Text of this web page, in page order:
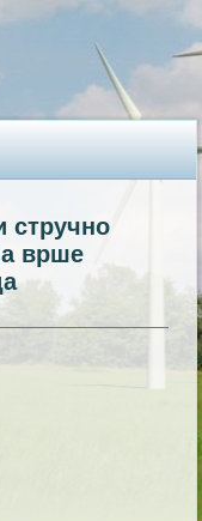
врше